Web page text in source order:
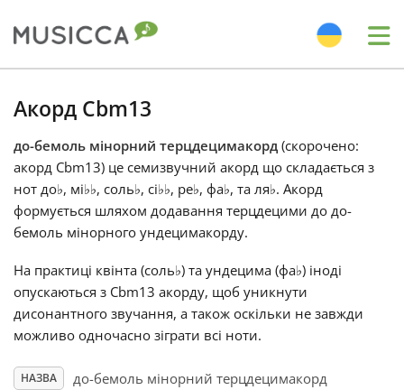
Български
Dansk
Deutsch
Español
Акорд Cbm13
до-бемоль мінорний терцдецимакорд (скорочено:
акорд Cbm13) це семизвучний акорд що складається з
нот до♭, мі♭♭, соль♭, сі♭♭, ре♭, фа♭, та ля♭. Акорд
формується шляхом додавання терцдецими до до-
бемоль мінорного ундецимакорду.
На практиці квінта (соль♭) та ундецима (фа♭) іноді
опускаються з Cbm13 акорду, щоб уникнути
дисонантного звучання, а також оскільки не завжди
можливо одночасно зіграти всі ноти.
НАЗВА до-бемоль мінорний терцдецимакорд